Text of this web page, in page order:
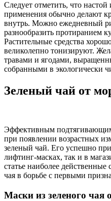
Следует отметить, что
применения обычно делают
внутрь. Можно ежедневный
разнообразить протиранием
Растительные средства
великолепно тонизируют.
травами и ягодами,
собранными в экологически
Зеленый чай от
Эффективным
при появлении возрастных
зеленый чай. Его успешно
лифтинг-масках, так и в
статье наиболее
чая в борьбе с первыми
Маски из зеленого чая